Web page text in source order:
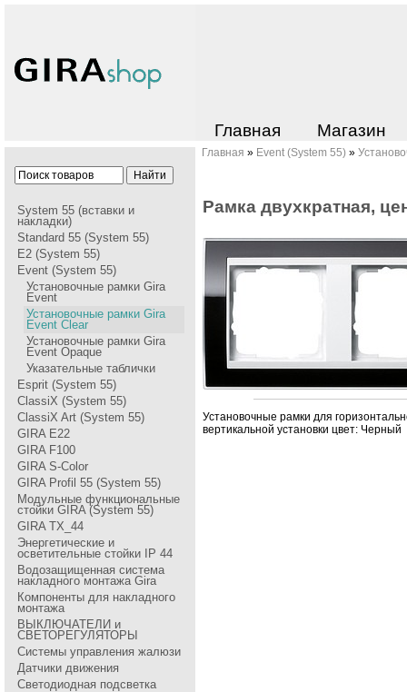
Главная Магазин
System 55 (вставки и
накладки)
Standard 55 (System 55)
E2 (System 55)
Event (System 55)
Установочные рамки Gira
Event
Установочные рамки Gira
Event Clear
Установочные рамки Gira
Event Opaque
Указательные таблички
Esprit (System 55)
ClassiX (System 55)
ClassiX Art (System 55)
GIRA Е22
GIRA F100
GIRA S-Color
GIRA Profil 55 (System 55)
Модульные функциональные
стойки GIRA (System 55)
GIRA TX_44
Энергетические и
осветительные стойки IP 44
Водозащищенная система
накладного монтажа Gira
Компоненты для накладного
монтажа
ВЫКЛЮЧАТЕЛИ и
СВЕТОРЕГУЛЯТОРЫ
Системы управления жалюзи
Датчики движения
Светодиодная подсветка
Главная » Event (System 55) »
Рамка двухкратная,
Установочные pамки для
веpтикальной установки цвет: Чеpный